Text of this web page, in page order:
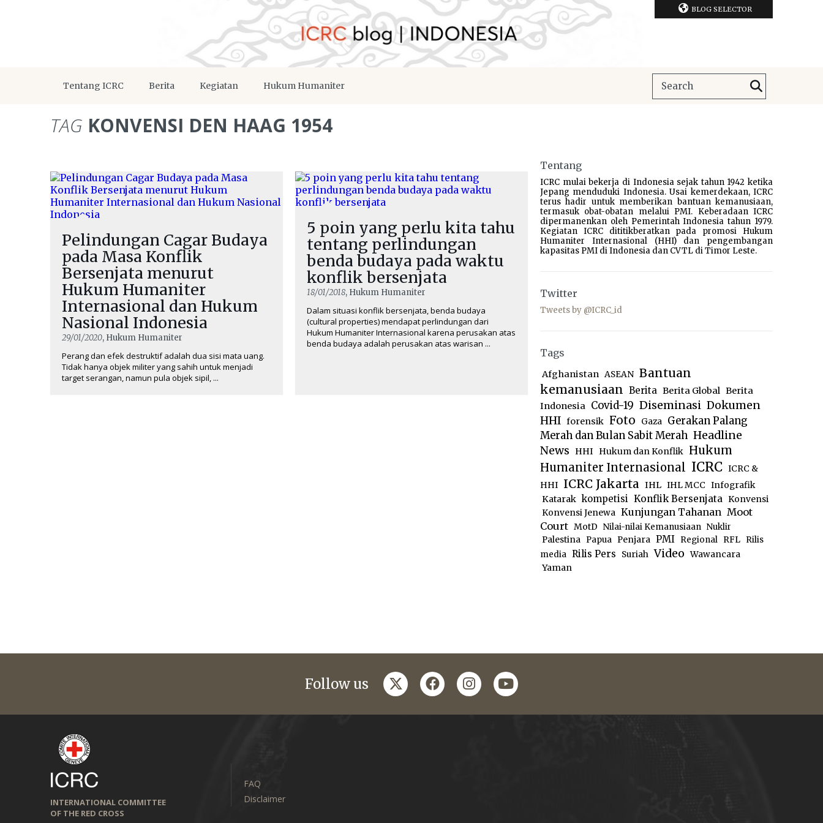
BLOG SELECTOR
Tentang ICRC Berita Kegiatan Hukum Humaniter
TAG KONVENSI DEN HAAG 1954
Pelindungan Cagar Budaya
pada Masa Konflik
Bersenjata menurut
Hukum Humaniter
Internasional dan Hukum
Nasional Indonesia
29/01/2020, Hukum Humaniter
Perang dan efek destruktif adalah dua sisi mata uang.
Tidak hanya objek militer yang sahih untuk menjadi
target serangan, namun pula objek sipil, ...
5 poin yang perlu kita tahu
tentang perlindungan
benda budaya pada waktu
konflik bersenjata
18/01/2018, Hukum Humaniter
Dalam situasi konflik bersenjata, benda budaya
(cultural properties) mendapat perlindungan dari
Hukum Humaniter Internasional karena perusakan atas
benda budaya adalah perusakan atas warisan ...
Tentang
ICRC mulai bekerja di Indonesia sejak tahun 1942 ketika
Jepang menduduki Indonesia. Usai kemerdekaan, ICRC
terus hadir untuk memberikan bantuan kemanusiaan,
termasuk obat-obatan melalui PMI. Keberadaan ICRC
dipermanenkan oleh Pemerintah Indonesia tahun 1979.
Kegiatan ICRC dititikberatkan pada promosi Hukum
Humaniter Internasional (HHI) dan pengembangan
kapasitas PMI di Indonesia dan CVTL di Timor Leste.
Twitter
Tweets by @ICRC_id
Tags
Afghanistan ASEAN Bantuan
kemanusiaan Berita Berita Global Berita
Indonesia Covid-19 Diseminasi Dokumen
HHI forensik Foto Gaza Gerakan Palang
Merah dan Bulan Sabit Merah Headline
News
HHI Hukum dan Konflik Hukum
Humaniter Internasional ICRC ICRC &
HHI ICRC Jakarta IHL IHL MCC Infografik
Katarak kompetisi Konflik Bersenjata Konvensi
Konvensi Jenewa Kunjungan Tahanan Moot
Court MotD Nilai-nilai Kemanusiaan Nuklir
Palestina
Papua Penjara PMI Regional RFL
Rilis
media Rilis Pers Suriah Video Wawancara
Yaman
Follow us twitterfacebookinstagram
youtube
INTERNATIONAL COMMITTEE
OF THE RED CROSS
FAQ
Disclaimer